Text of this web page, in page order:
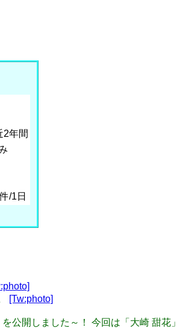
2年間
/1日
[Tw:photo]
公開しました～！ 今回は「大崎 甜花